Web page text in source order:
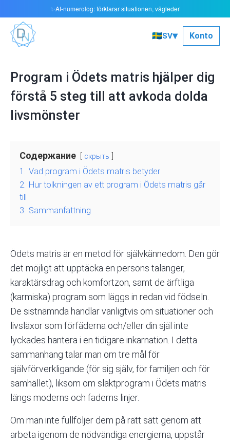
🇸🇪SV▾ Konto
Program i Ödets matris hjälper dig
förstå 5 steg till att avkoda dolda
livsmönster
Содержание скрыть
1. Vad program i Ödets matris betyder
2. Hur tolkningen av ett program i Ödets matris går
till
3. Sammanfattning
Ödets matris är en metod för självkännedom. Den gör
det möjligt att upptäcka en persons talanger,
karaktärsdrag och komfortzon, samt de ärftliga
(karmiska) program som läggs in redan vid födseln.
De sistnämnda handlar vanligtvis om situationer och
livsläxor som förfäderna och/eller din själ inte
lyckades hantera i en tidigare inkarnation. I detta
sammanhang talar man om tre mål för
självförverkligande (för sig själv, för familjen och för
samhället), liksom om släktprogram i Ödets matris
längs moderns och faderns linjer.
Om man inte fullföljer dem på rätt sätt genom att
arbeta igenom de nödvändiga energierna, uppstår
✨AI‑numerolog: förklarar situationen, vägleder